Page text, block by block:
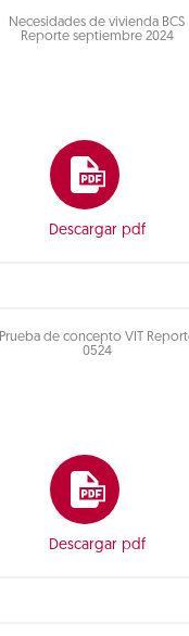
Necesidades de vivienda BCS
Reporte septiembre 2024
Descargar pdf
Prueba de concepto VIT
0524
Descargar pdf